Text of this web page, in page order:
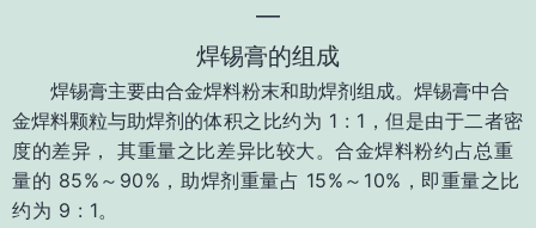
—
焊锡膏的组成
焊锡膏主要由合金焊料粉末和助焊剂组成。焊锡膏中合
金焊料颗粒与助焊剂的体积之比约为 1 : 1，但是由于二者密
度的差异， 其重量之比差异比较大。合金焊料粉约占总重
量的 85%～90%，助焊剂重量占 15%～10%，即重量之比
约为 9 : 1。